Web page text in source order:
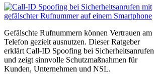
Gefälschte Rufnummern können Vertrauen am
Telefon gezielt ausnutzen. Dieser Ratgeber
erklärt Call-ID Spoofing bei Sicherheitsanrufen
und zeigt sinnvolle Schutzmaßnahmen für
Kunden, Unternehmen und NSL.